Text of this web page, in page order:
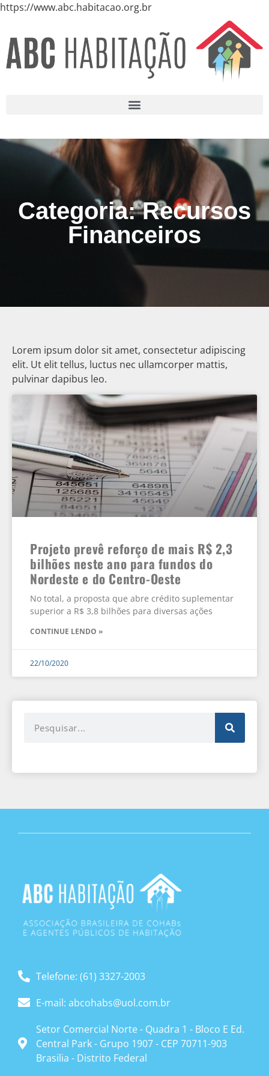
https://www.abc.habitacao.org.br
Categoria: Recursos
Financeiros
Lorem ipsum dolor sit amet, consectetur adipiscing
elit. Ut elit tellus, luctus nec ullamcorper mattis,
pulvinar dapibus leo.
Projeto prevê reforço de mais R$ 2,3
bilhões neste ano para fundos do
Nordeste e do Centro-Oeste
No total, a proposta que abre crédito suplementar
superior a R$ 3,8 bilhões para diversas ações
CONTINUE LENDO »
22/10/2020
Telefone: (61) 3327-2003
E-mail: abcohabs@uol.com.br
Setor Comercial Norte - Quadra 1 - Bloco E Ed.
Central Park - Grupo 1907 - CEP 70711-903
Brasilia - Distrito Federal